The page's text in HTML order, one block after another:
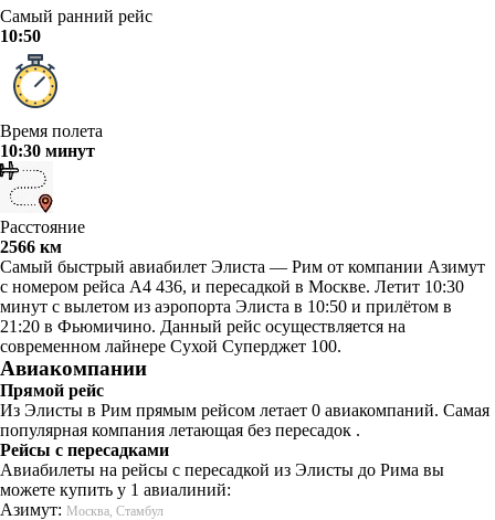
Самый ранний рейс
10:50
Время полета
10:30 минут
Расстояние
2566 км
Самый быстрый авиабилет Элиста — Рим от компании Азимут
с номером рейса A4 436, и пересадкой в Москве. Летит 10:30
минут с вылетом из аэропорта Элиста в 10:50 и прилётом в
21:20 в Фьюмичино. Данный рейс осуществляется на
современном лайнере Сухой Суперджет 100.
Авиакомпании
Прямой рейс
Из Элисты в Рим прямым рейсом летает 0 авиакомпаний. Самая
популярная компания летающая без пересадок .
Рейсы с пересадками
Авиабилеты на рейсы с пересадкой из Элисты до Рима вы
можете купить у 1 авиалиний:
Азимут: Москва, Стамбул